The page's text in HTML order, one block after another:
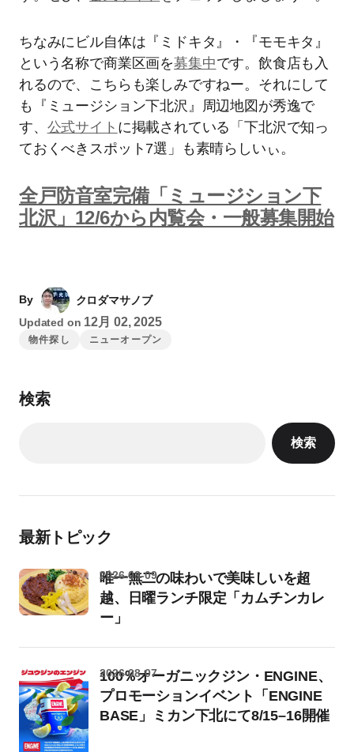
ちなみにビル自体は『ミドキタ』・『モモキタ』
という名称で商業区画を募集中です。飲食店も入
れるので、こちらも楽しみですねー。それにして
も『ミュージション下北沢』周辺地図が秀逸で
す、 公式サイト に掲載されている「下北沢で知っ
ておくべきスポット7選」も素晴らしいぃ。
全戸防音室完備「ミュージション下
北沢」12/6から内覧会・一般募集開始
By
クロダマサノブ
Updated on 12月 02, 2025
物件探し ニューオープン
検索
検索
最新トピック
唯一無二の味わいで美味しいを超
越、日曜ランチ限定「カムチンカレ
ー」
2026-08-09
100％オーガニックジン・ENGINE、
プロモーションイベント「ENGINE
BASE」ミカン下北にて8/15–16開催
2026-08-07